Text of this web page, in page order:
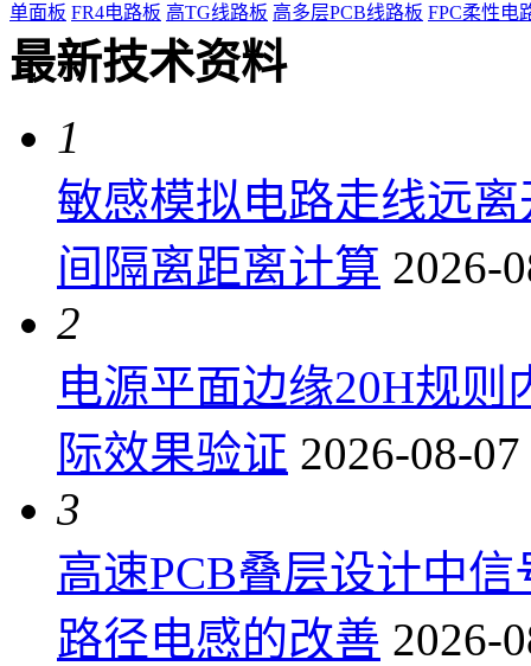
单面板 FR4电路板 高TG线路板 高多层PCB线路板 FPC柔性电
最新技术资料
1
敏感模拟电路走线远
间隔离距离计算 2026-
2
电源平面边缘20H规
际效果验证 2026-08-
3
高速PCB叠层设计中
路径电感的改善 2026-